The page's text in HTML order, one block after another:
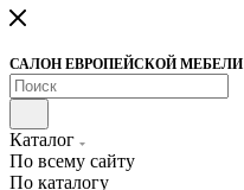
САЛОН ЕВРОПЕЙСКОЙ МЕБЕЛИ
Каталог
По всему сайту
По каталогу